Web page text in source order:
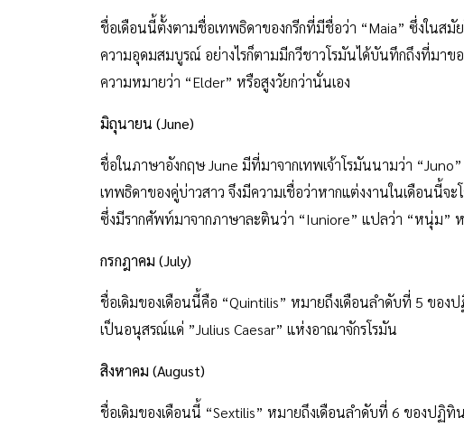
พฤษภาคม (May)
ชื่อเดือนนี้ตั้งตามชื่อเทพธิดาของกรีกที่มีชื่อว่า “Maia” ซึ่งในสมั
ความอุดมสมบูรณ์ อย่างไรก็ตามมีกวีชาวโรมันได้บันทึกถึงที่มา
ความหมายว่า “Elder” หรือสูงวัยกว่านั่นเอง
มิถุนายน (June)
ชื่อในภาษาอังกฤษ June มีที่มาจากเทพเจ้าโรมันนามว่า
เทพธิดาของคู่บ่าวสาว จึงมีความเชื่อว่าหากแต่งงานในเดือนนี้จ
ซึ่งมีรากศัพท์มาจากภาษาละตินว่า “Iuniore” แปลว่า “หนุ่ม” ห
กรกฎาคม (July)
ชื่อเดิมของเดือนนี้คือ “Quintilis” หมายถึงเดือนลำดับที่ 5 ของ
เป็นอนุสรณ์แด่ ”Julius Caesar” แห่งอาณาจักรโรมัน
สิงหาคม (August)